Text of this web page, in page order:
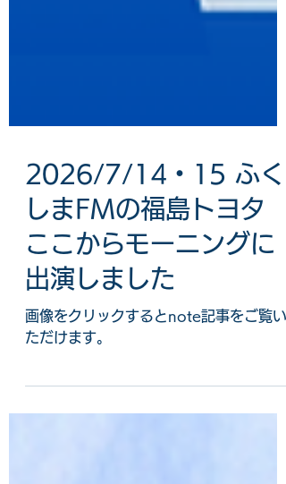
2026/7/14・15 ふく
しまFMの福島トヨタ
ここからモーニングに
出演しました
ただけます。